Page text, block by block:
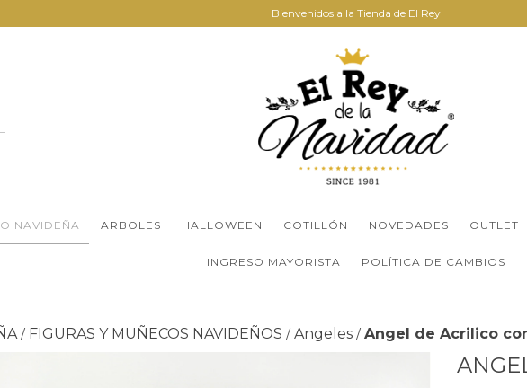
Bienvenidos a la Tienda de El Rey
NAVIDEÑA ARBOLES HALLOWEEN COTILLÓN NOVEDADES OUTLET
INGRESO MAYORISTA POLÍTICA DE CAMBIOS
/ FIGURAS Y MUÑECOS NAVIDEÑOS / Angeles / Angel de Acrilico